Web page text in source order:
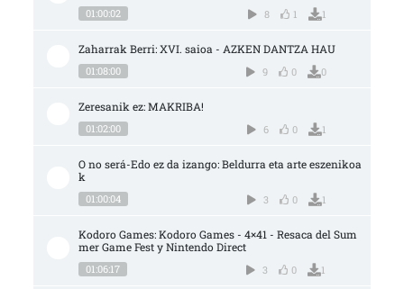
01:00:02 8 1 1
Zaharrak Berri: XVI. saioa - AZKEN DANTZA HAU
01:08:00 9 0 0
Zeresanik ez: MAKRIBA!
01:02:00 6 0 1
O no será-Edo ez da izango: Beldurra eta arte eszenikoa
k
01:00:04 3 0 1
Kodoro Games: Kodoro Games - 4×41 - Resaca del Sum
mer Game Fest y Nintendo Direct
01:06:17 3 0 1